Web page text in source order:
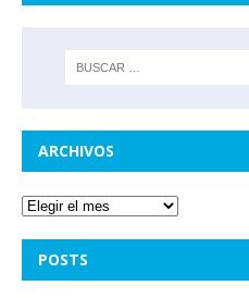
ARCHIVOS
POSTS